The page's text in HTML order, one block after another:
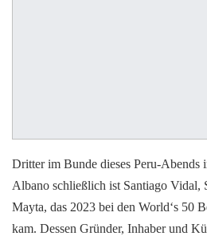
Dritter im Bunde dieses Peru-
Albano schließlich ist Santiago Vidal,
Mayta, das 2023 bei den World‘s 50
kam. Dessen Gründer, Inhaber und